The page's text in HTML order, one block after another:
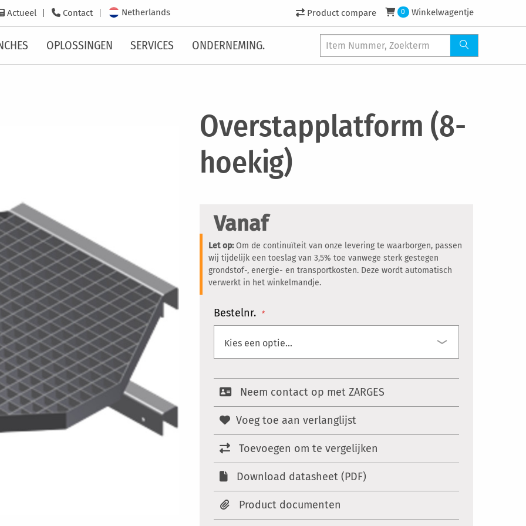
Actueel Contact Netherlands Product compare 0 Winkelwagentje
OPLOSSINGEN SERVICES ONDERNEMING.
Overstapplatform (8-
hoekig)
Vanaf
Let op:Om de continuïteit van onze levering te waarborgen, passen
wij tijdelijk een toeslag van 3,5% toe vanwege sterk gestegen
grondstof-, energie- en transportkosten. Deze wordt automatisch
verwerkt in het winkelmandje.
Bestelnr.
Neem contact op met ZARGES
Voeg toe aan verlanglijst
Toevoegen om te vergelijken
Download datasheet (PDF)
Product documenten